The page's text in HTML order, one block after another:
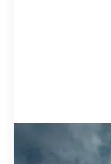
Zprávy o